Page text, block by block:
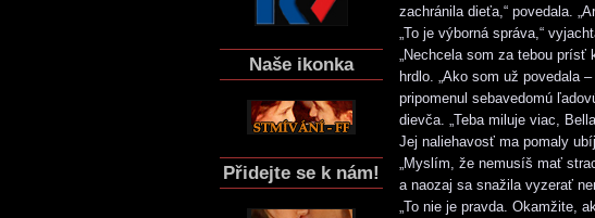
Naše ikonka
Přidejte se k nám!
zachránila dieťa,“ povedala.
„To je výborná správa,“
„Nechcela som za tebou
hrdlo. „Ako som už povedala
pripomenul sebavedomú
dievča. „Teba miluje viac,
Jej naliehavosť ma pomaly
„Myslím, že nemusíš mať
a naozaj sa snažila vyzerať
„To nie je pravda. Okamžite,